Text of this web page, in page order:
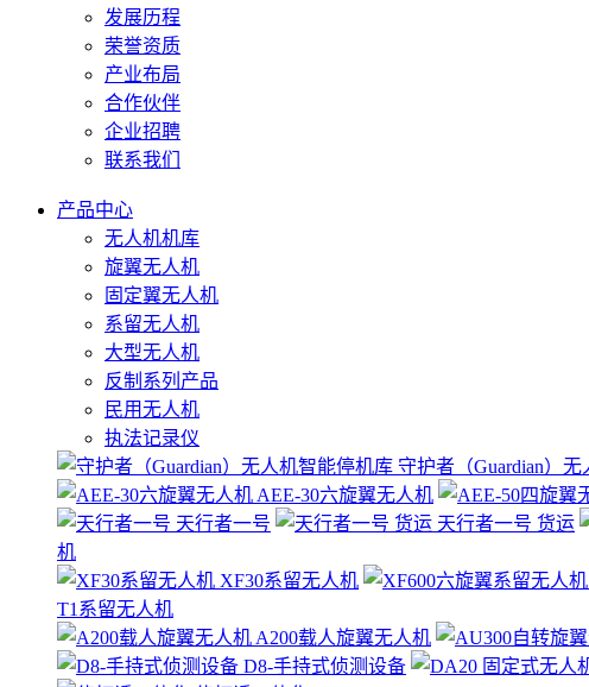
发展历程
荣誉资质
产业布局
合作伙伴
企业招聘
联系我们
产品中心
无人机机库
旋翼无人机
固定翼无人机
系留无人机
大型无人机
反制系列产品
民用无人机
执法记录仪
守护者（Guardian）
AEE-30六旋翼无人机
天行者一号
天行者一号 货运
机
XF30系留无人机
T1系留无人机
A200载人旋翼无人机
D8-手持式侦测设备